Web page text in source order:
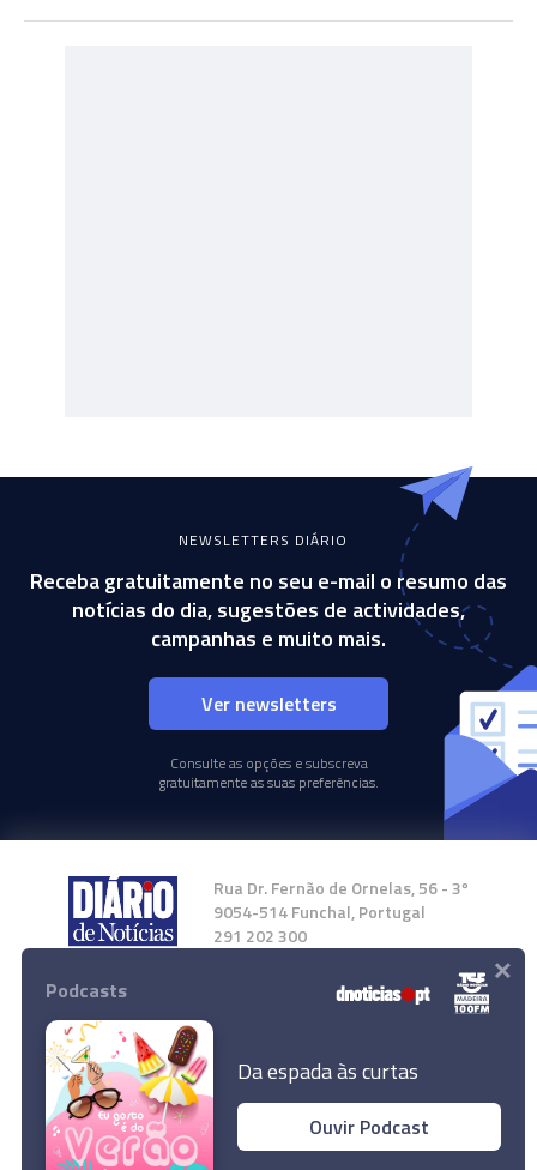
NEWSLETTERS DIÁRIO
Receba gratuitamente no seu e-mail o resumo das
notícias do dia, sugestões de actividades,
campanhas e muito mais.
Ver newsletters
Consulte as opções e subscreva
gratuitamente as suas preferências.
Rua Dr. Fernão de Ornelas, 56 - 3º
9054-514 Funchal, Portugal
291 202 300
Instale a nossa App
© 2024 Empresa Diário de Notícias, Lda.
Podcasts
Da espada às curtas
Ouvir Podcast
×